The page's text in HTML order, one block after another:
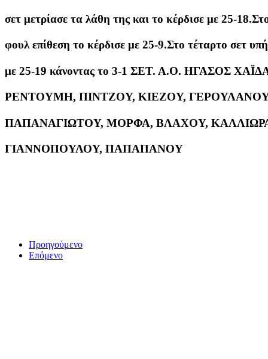
σετ μετρίασε τα λάθη της και το κέρδισε με 25-
φουλ επίθεση το κέρδισε με 25-9.Στο τέταρτο σετ
με 25-19 κάνοντας το 3-1 ΣΕΤ. Α.Ο. ΗΓΑΣΟΣ
ΡΕΝΤΟΥΜΗ, ΠΙΝΤΖΟΥ, ΚΙΕΖΟΥ,
ΠΑΠΑΝΑΓΙΩΤΟΥ, ΜΟΡΦΑ, ΒΛΑΧΟΥ,
ΓΙΑΝΝΟΠΟΥΛΟΥ, ΠΑΠΑΠΑΝΟΥ
Προηγούμενο
Επόμενο